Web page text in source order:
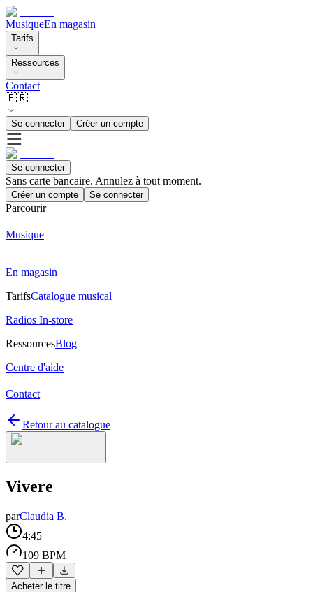
MusiqueEn magasin
Tarifs
Ressources
Contact
🇫🇷
Se connecter Créer un compte
Se connecter
Sans carte bancaire. Annulez à tout moment.
Créer un compte Se connecter
Parcourir
Musique
En magasin
TarifsCatalogue musical
Radios In-store
RessourcesBlog
Centre d'aide
Contact
Retour au catalogue
Vivere
parClaudia B.
4:45
109 BPM
Acheter le titre